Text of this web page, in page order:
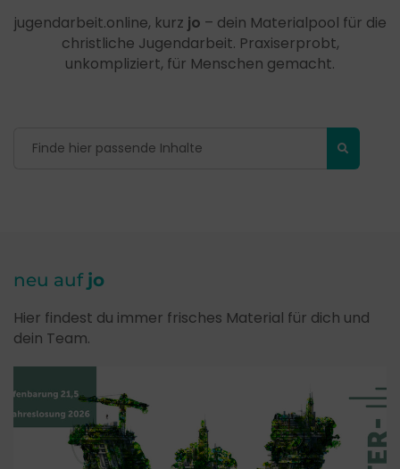
jugendarbeit.online, kurz jo – dein Materialpool für die
christliche Jugendarbeit. Praxiserprobt,
unkompliziert, für Menschen gemacht.
neu auf jo
Hier findest du immer frisches Material für dich und
dein Team.